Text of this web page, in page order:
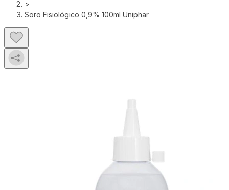
>
Soro Fisiológico 0,9% 100ml Uniphar